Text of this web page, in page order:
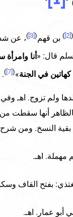
[2]
)بن قهم(
[3]
)، عن
قال: «أنا وامرأة
في الجنة»
(
[7]
)
.
ولم تزوج. اهـ
أنها سقطت
بقية النسخ. ومن